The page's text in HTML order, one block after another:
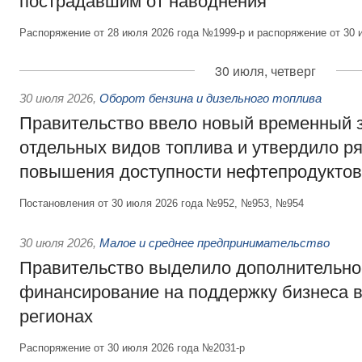
Распоряжение от 28 июля 2026 года №1999-р и распоряжение от
30 июля, четверг
30 июля 2026, Оборот бензина и дизельного топлива
Правительство ввело новый временный
отдельных видов топлива и утвердило
повышения доступности нефтепродуктов
Постановления от 30 июля 2026 года №952, №953, №954
30 июля 2026, Малое и среднее предпринимательство
Правительство выделило
финансирование на поддержку бизнеса
регионах
Распоряжение от 30 июля 2026 года №2031-р